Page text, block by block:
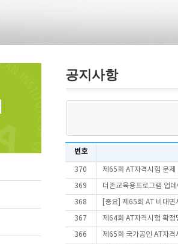
공지사항
번호
370 제65회 AT자격시험 문
369 더존교육용프로그램 업
368 [중요] 제65회 AT 비대
367 제64회 AT자격시험 확정
366 제65회 국가공인 AT자격